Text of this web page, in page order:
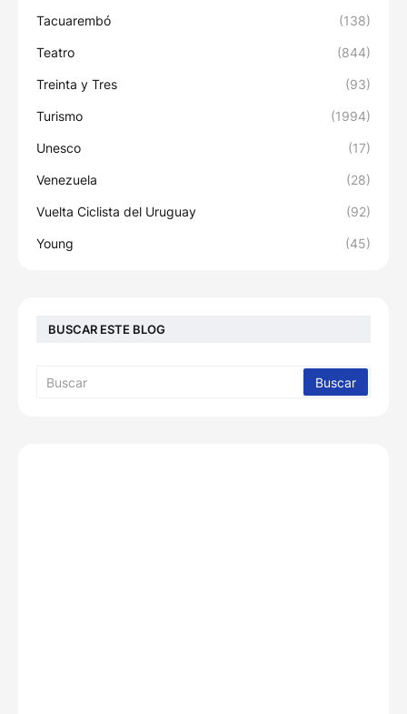
Tacuarembó (138)
Teatro (844)
Treinta y Tres (93)
Turismo (1994)
Unesco (17)
Venezuela (28)
Vuelta Ciclista del Uruguay (92)
Young (45)
BUSCAR ESTE BLOG